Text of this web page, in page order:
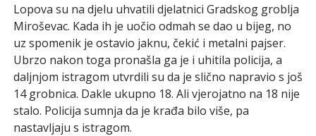
Lopova su na djelu uhvatili djelatnici Gradskog groblja
Miroševac. Kada ih je uočio odmah se dao u bijeg, no
uz spomenik je ostavio jaknu, čekić i metalni pajser.
Ubrzo nakon toga pronašla ga je i uhitila policija, a
daljnjom istragom utvrdili su da je slično napravio s još
14 grobnica. Dakle ukupno 18. Ali vjerojatno na 18 nije
stalo. Policija sumnja da je krađa bilo više, pa
nastavljaju s istragom.